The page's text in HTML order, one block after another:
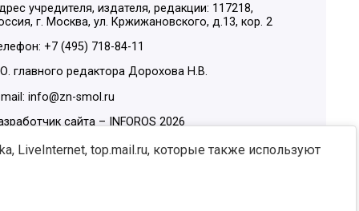
учредителя, издателя, редакции: 117218,
г. Москва, ул. Кржижановского, д.13, кор. 2
+7 (495) 718-84-11
главного редактора Дорохова Н.В.
info@zn-smol.ru
сайта –
INFOROS 2026
в социальных сетях:
LiveInternet, top.mail.ru, которые также используют